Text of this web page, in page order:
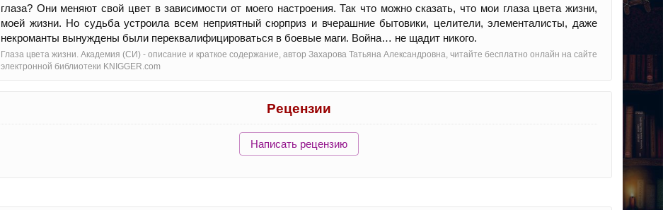
глаза? Они меняют свой цвет в зависимости от моего настроения. Так что можно сказать, что мои глаза цвета жизни,
моей жизни. Но судьба устроила всем неприятный сюрприз и вчерашние бытовики, целители, элементалисты, даже
некроманты вынуждены были переквалифицироваться в боевые маги. Война… не щадит никого.
Глаза цвета жизни. Академия (СИ) - oписание и краткое содержание, автор Захарова Татьяна Александровна, читайте бесплатно онлайн на сайте
электронной библиотеки KNIGGER.com
Рецензии
Написать рецензию